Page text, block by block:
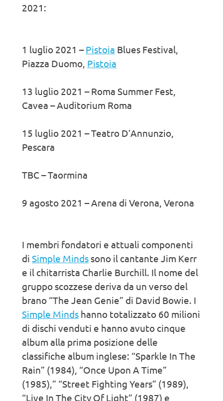
2021:
1 luglio 2021 –Pistoia Blues Festival,
Piazza Duomo, Pistoia
13 luglio 2021 – Roma Summer Fest,
Cavea – Auditorium Roma
15 luglio 2021 – Teatro D’Annunzio,
Pescara
TBC – Taormina
9 agosto 2021 – Arena di Verona, Verona
I membri fondatori e attuali componenti
di Simple Minds sono il cantante Jim Kerr
e il chitarrista Charlie Burchill. Il nome del
gruppo scozzese deriva da un verso del
brano “The Jean Genie” di David Bowie. I
Simple Minds hanno totalizzato 60 milioni
di dischi venduti e hanno avuto cinque
album alla prima posizione delle
classifiche album inglese: “Sparkle In The
Rain” (1984), “Once Upon A Time”
(1985),” “Street Fighting Years” (1989),
“Live In The City Of Light” (1987) e